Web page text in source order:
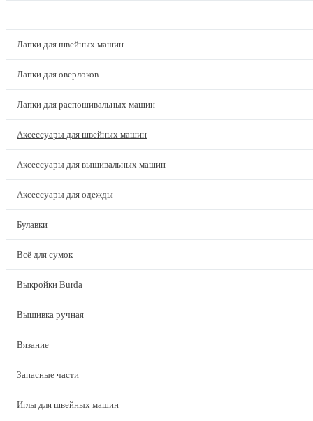
Лапки для швейных машин
Лапки для оверлоков
Лапки для распошивальных машин
Аксессуары для швейных машин
Аксессуары для вышивальных машин
Аксессуары для одежды
Булавки
Всё для сумок
Выкройки Burda
Вышивка ручная
Вязание
Запасные части
Иглы для швейных машин